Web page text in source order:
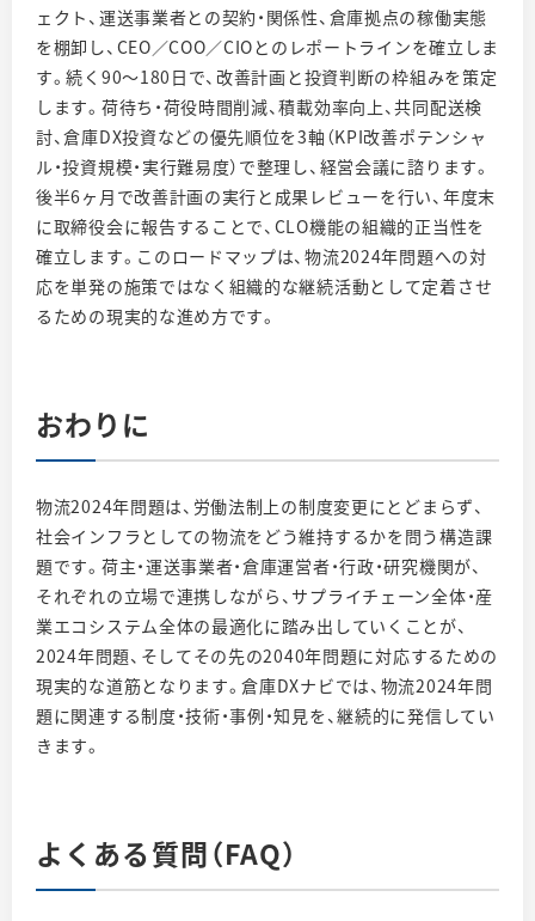
ェクト、運送事業者との契約・関係性、倉庫拠点の稼働実態
を棚卸し、CEO／COO／CIOとのレポートラインを確立しま
す。続く90〜180日で、改善計画と投資判断の枠組みを策定
します。荷待ち・荷役時間削減、積載効率向上、共同配送検
討、倉庫DX投資などの優先順位を3軸（KPI改善ポテンシャ
ル・投資規模・実行難易度）で整理し、経営会議に諮ります。
後半6ヶ月で改善計画の実行と成果レビューを行い、年度末
に取締役会に報告することで、CLO機能の組織的正当性を
確立します。このロードマップは、物流2024年問題への対
応を単発の施策ではなく組織的な継続活動として定着させ
るための現実的な進め方です。
おわりに
物流2024年問題は、労働法制上の制度変更にとどまらず、
社会インフラとしての物流をどう維持するかを問う構造課
題です。荷主・運送事業者・倉庫運営者・行政・研究機関が、
それぞれの立場で連携しながら、サプライチェーン全体・産
業エコシステム全体の最適化に踏み出していくことが、
2024年問題、そしてその先の2040年問題に対応するための
現実的な道筋となります。倉庫DXナビでは、物流2024年問
題に関連する制度・技術・事例・知見を、継続的に発信してい
きます。
よくある質問（FAQ）